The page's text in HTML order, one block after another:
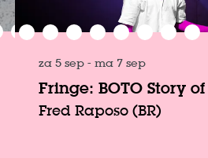
Fringe: BOTO Story
Fred Raposo (BR)
za 5 sep - ma 7 sep